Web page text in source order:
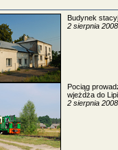
Budynek
2 sierpnia 2008
Pociąg
wjeżdża do
2 sierpnia 2008